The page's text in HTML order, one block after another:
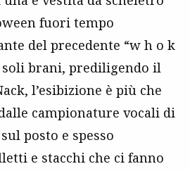
fuori tempo
del precedente “w h o k
brani, prediligendo il
l’esibizione è più che
campionature vocali di
posto e spesso
e stacchi che ci fanno